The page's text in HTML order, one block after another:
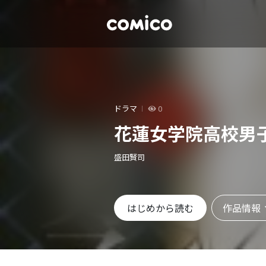
ドラマ 0
花蓮女学院高校男
盛田賢司
はじめから読む 作品情報